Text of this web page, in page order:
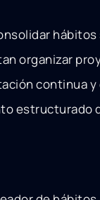
organizar
continua
estructurado